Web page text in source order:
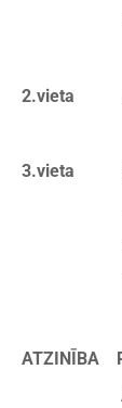
2.vieta
3.vieta
Līva
Petra
Tīna
ATZINĪBA